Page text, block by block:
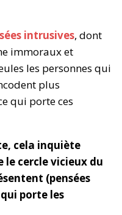
intrusives, dont
immoraux et
les personnes qui
plus
qui porte ces
cela inquiète
le cercle vicieux du
(pensées
porte les